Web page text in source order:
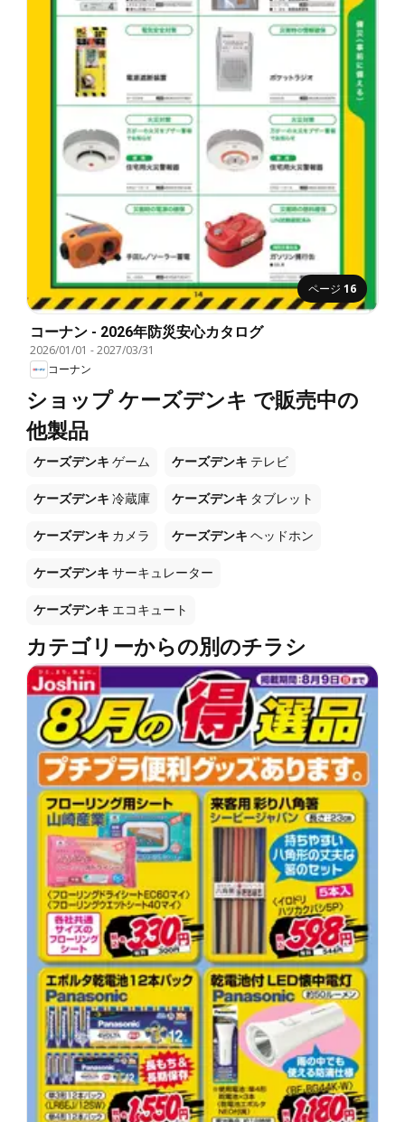
ページ 16
コーナン - 2026年防災安心カタログ
2026/01/01 -2027/03/31
コーナン
ショップ ケーズデンキ で販売中の
他製品
ケーズデンキ ゲーム ケーズデンキ テレビ
ケーズデンキ 冷蔵庫 ケーズデンキ タブレット
ケーズデンキ カメラ ケーズデンキ ヘッドホン
ケーズデンキ サーキュレーター
ケーズデンキ エコキュート
カテゴリーからの別のチラシ